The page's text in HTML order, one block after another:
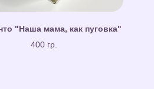
"Наша мама, как пуговка"
400 гр.